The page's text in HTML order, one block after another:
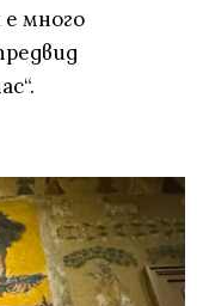
много